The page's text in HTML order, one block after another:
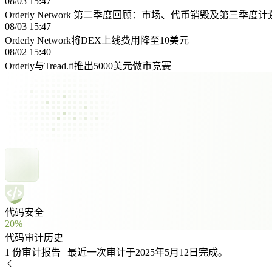
Orderly Network 第二季度回顾：市场、代币销毁及第三季度计
08/03 15:47
Orderly Network将DEX上线费用降至10美元
08/02 15:40
Orderly与Tread.fi推出5000美元做市竞赛
代码安全
20%
代码审计历史
1 份审计报告 | 最近一次审计于2025年5月12日完成。